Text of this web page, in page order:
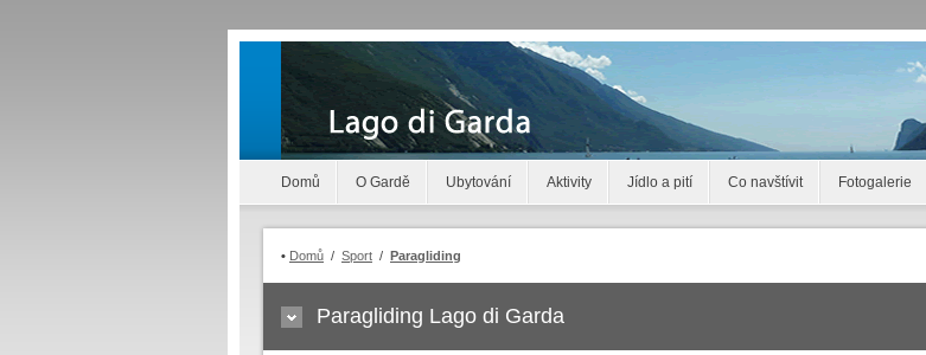
Domů O Gardě Ubytování Aktivity Jídlo a pití Co navštívit Fotogalerie
• Domů / Sport / Paragliding
Paragliding Lago di Garda